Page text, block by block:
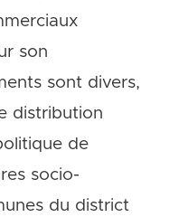
son
sont divers,
distribution
de
socio-
du district